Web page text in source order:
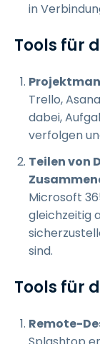
in
Tools für
Trello,
dabei,
verfolgen
Teilen von
Microsoft
gleichzeitig
sind.
Tools für
Remote-